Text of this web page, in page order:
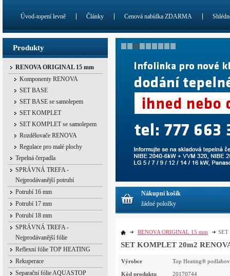
Produkty
RENOVA ORIGINAL 15 mm
Komponenty RENOVA
SET BASE
SET BASE se samolepem
SET KOMPLET
SET KOMPLET se samolepem
Rozdělovače RENOVA
Regulace pro malé plochy
Tepelná čerpadla
SPRÁVNÁ TREFA -
Nejprodávanější potrubí
Potrubí 16 mm
Potrubí 17 mm
Potrubí 18 mm
SPRÁVNÁ TREFA -
Nejprodávanější fólie
Reflexní fólie TOP HEATING
Rekuperace
Separační fólie AQUASTOP
RENOVA ORIGINAL 15 mm SET
SET KOMPLET 20m2
Výrobce Top Heating®
Kód produktu 20170744
Úvod-topení levně Články Cenová nabídka ZDARMA
Nákupní košík
žádné položky